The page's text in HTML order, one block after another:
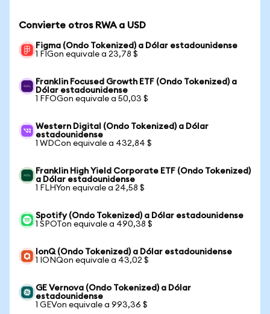
Convierte otros RWA a USD
Figma (Ondo Tokenized) a Dólar estadounidense
1 FIGon equivale a 23,78 $
Franklin Focused Growth ETF (Ondo Tokenized) a
Dólar estadounidense
1 FFOGon equivale a 50,03 $
Western Digital (Ondo Tokenized) a Dólar
estadounidense
1 WDCon equivale a 432,84 $
Franklin High Yield Corporate ETF (Ondo Tokenized)
a Dólar estadounidense
1 FLHYon equivale a 24,58 $
Spotify (Ondo Tokenized) a Dólar estadounidense
1 SPOTon equivale a 490,38 $
IonQ (Ondo Tokenized) a Dólar estadounidense
1 IONQon equivale a 43,02 $
GE Vernova (Ondo Tokenized) a Dólar
estadounidense
1 GEVon equivale a 993,36 $